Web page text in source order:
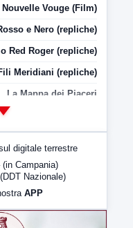
Nouvelle Vouge (Film)
e Nero (repliche)
Red Roger (repliche)
Meridiani (repliche)
La Mappa dei Piaceri
LabNews (Diretta)
LabNews (replica)
digitale terrestre
(in Campania)
(DDT Nazionale)
APP